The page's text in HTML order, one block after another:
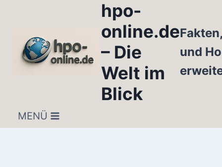
hpo-
online.de
– Die
Welt im
Blick
und
MENÜ